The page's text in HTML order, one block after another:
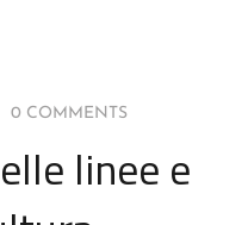
0 COMMENTS
linee e